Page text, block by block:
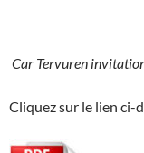
Car Tervuren
Cliquez sur le lien ci-